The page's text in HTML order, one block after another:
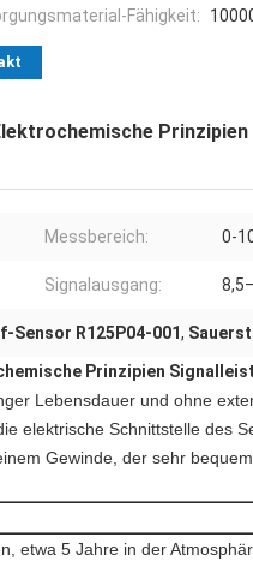
Fähigkeit:
Messbereich: 0-
Signalausgang:
R125P04-001,
Prinzipien
Lebensdauer und ohne
elektrische Schnittstelle des
Gewinde, der sehr
etwa 5 Jahre in der